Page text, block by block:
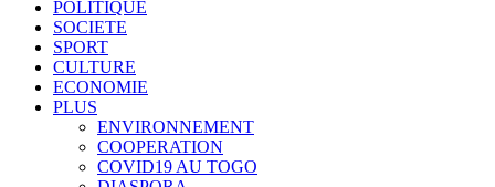
POLITIQUE
SOCIETE
SPORT
CULTURE
ECONOMIE
PLUS
ENVIRONNEMENT
COOPERATION
COVID19 AU TOGO